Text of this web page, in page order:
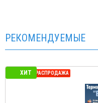
РЕКОМЕНДУЕМЫЕ
ХИТ
СЕЗОННАЯ РАСПРОДАЖА